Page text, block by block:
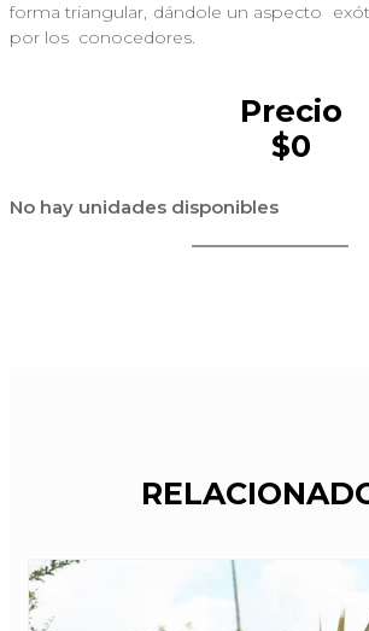
forma triangular, dándole un aspecto
por los conocedores.
Precio
$0
No hay unidades disponibles